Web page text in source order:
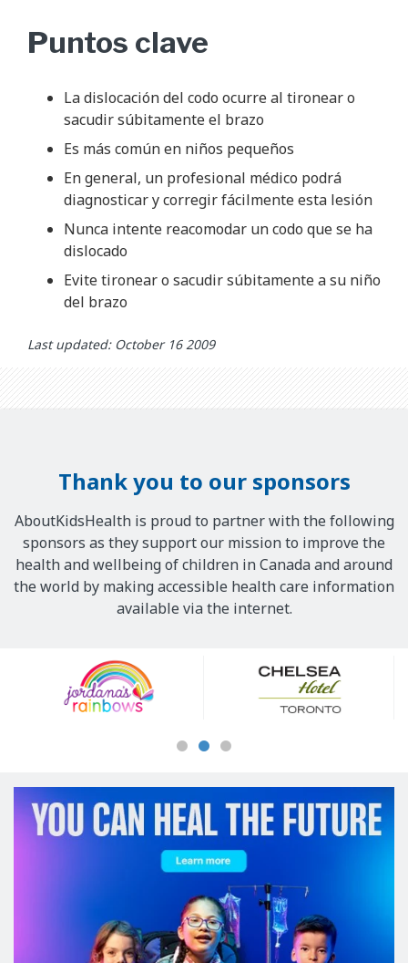
Puntos clave
La dislocación del codo ocurre al tironear o
sacudir súbitamente el brazo
Es más común en niños pequeños
En general, un profesional médico podrá
diagnosticar y corregir fácilmente esta lesión
Nunca intente reacomodar un codo que se ha
dislocado
Evite tironear o sacudir súbitamente a su niño
del brazo
Last updated: October 16 2009
Thank you to our sponsors
AboutKidsHealth is proud to partner with the following
sponsors as they support our mission to improve the
health and wellbeing of children in Canada and around
the world by making accessible health care information
available via the internet.
Sponsors